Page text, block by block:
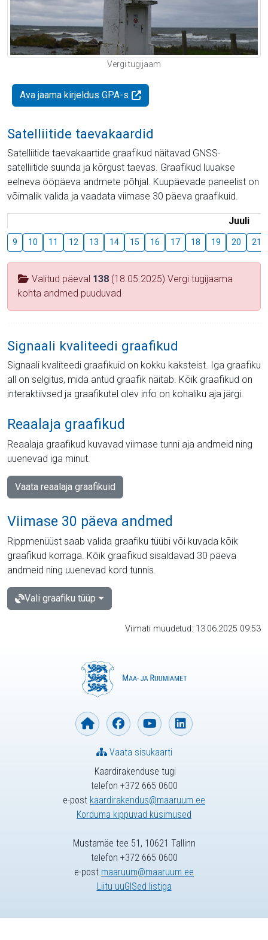
Vergi tugijaam
Ava jaama kirjeldus GPA-s
Satelliitide taevakaardid
Satelliitide taevakaartide graafikud näitavad GNSS-
satelliitide suunda ja kõrgust taevas. Graafikud luuakse
eelneva ööpäeva andmete põhjal. Kuupäevade paneelist on
võimalik valida ja vaadata viimase 30 päeva graafikuid.
Juuli
9 10 11 12 13 14 15 16 17 18 19 20 21
Valitud päeval 138 (18.05.2025) Vergi tugijaama
kohta andmed puuduvad
Signaali kvaliteedi graafikud
Signaali kvaliteedi graafikuid on kokku kaksteist. Iga graafiku
all on selgitus, mida antud graafik näitab. Kõik graafikud on
interaktiivsed ja graafikutel olev info on kohaliku aja järgi.
Reaalaja graafikud
Reaalaja graafikud kuvavad viimase tunni aja andmeid ning
uuenevad iga minut.
Vaata reaalaja graafikuid
Viimase 30 päeva andmed
Rippmenüüst saab valida graafiku tüübi või kuvada kõik
graafikud korraga. Kõik graafikud sisaldavad 30 päeva
andmeid ning uuenevad kord tunnis.
Vali graafiku tüüp
Viimati muudetud: 13.06.2025 09:53
Kaardirakenduse tugi
telefon +372 665 0600
e-post kaardirakendus@maaruum.ee
Korduma kippuvad küsimused
Vaata sisukaarti
Mustamäe tee 51, 10621 Tallinn
telefon +372 665 0600
e-post maaruum@maaruum.ee
Liitu uuGISed listiga